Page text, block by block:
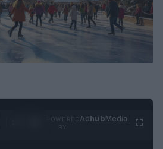
AdhubMedia